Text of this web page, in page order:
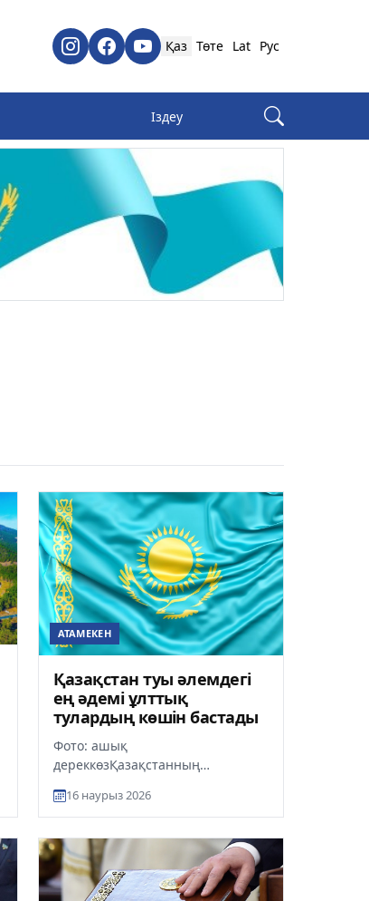
Қаз Төте Lat Рус
АТАМЕКЕН
Қазақстан туы әлемдегі
ең әдемі ұлттық
тулардың көшін бастады
Фото: ашық
дереккөзҚазақстанның
әдемі ұлттық тулар рейтингінде
бірінші орын алды, деп х...
16 наурыз 2026